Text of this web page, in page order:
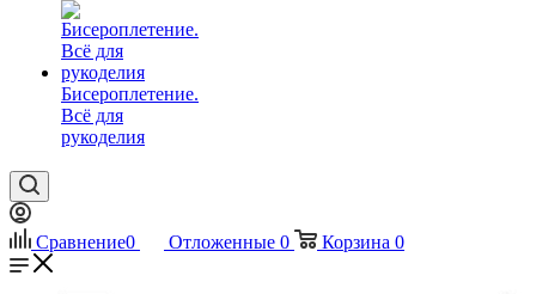
Бисероплетение.
Всё для
рукоделия
Сравнение0 Отложенные 0 Корзина 0